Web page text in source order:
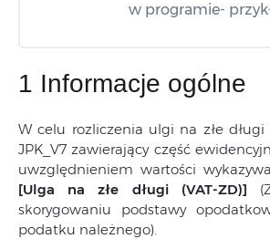
w programie-
1 Informacje ogólne
W celu rozliczenia ulgi na złe długi
JPK_V7 zawierający część
uwzględnieniem wartości
[Ulga na złe długi (VAT-ZD)]
skorygowaniu podstawy
podatku należnego).